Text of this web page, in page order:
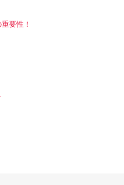
要性！